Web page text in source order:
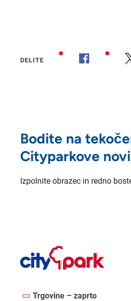
DELITE
Bodite na
Cityparkove
Izpolnite obrazec in redno
Trgovine – zaprto